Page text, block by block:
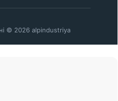
© 2026 alpindustriya